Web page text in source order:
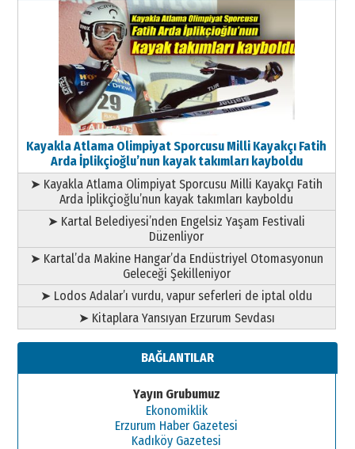
11 Mayıs 2026 Pazartesi
Kayakla Atlama Olimpiyat Sporcusu Milli Kayakçı Fatih
Arda İplikçioğlu’nun kayak takımları kayboldu
➤ Kayakla Atlama Olimpiyat Sporcusu Milli Kayakçı Fatih
Arda İplikçioğlu’nun kayak takımları kayboldu
➤ Kartal Belediyesi’nden Engelsiz Yaşam Festivali
Düzenliyor
➤ Kartal’da Makine Hangar’da Endüstriyel Otomasyonun
Geleceği Şekilleniyor
➤ Lodos Adalar’ı vurdu, vapur seferleri de iptal oldu
➤ Kitaplara Yansıyan Erzurum Sevdası
BAĞLANTILAR
Yayın Grubumuz
Ekonomiklik
Erzurum Haber Gazetesi
Kadıköy Gazetesi